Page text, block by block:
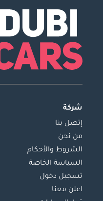
شركة
إتصل بنا
من نحن
الشروط والأحكام
السياسة الخاصة
تسجيل دخول
اعلن معنا